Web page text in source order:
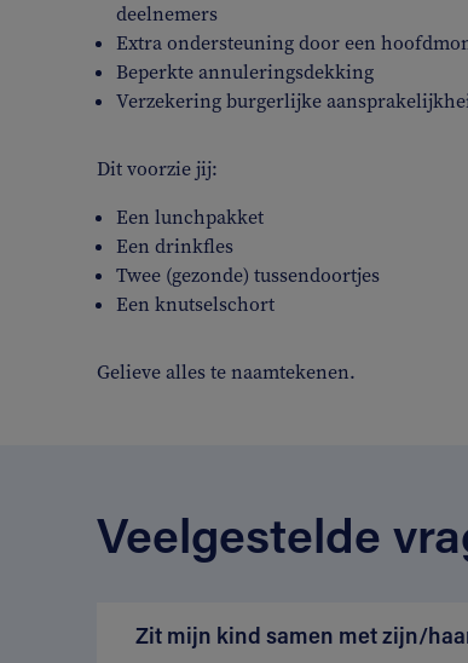
deelnemers
Extra ondersteuning door een
Beperkte annuleringsdekking
Verzekering burgerlijke
Dit voorzie jij:
Een lunchpakket
Een drinkfles
Twee (gezonde) tussendoortjes
Een knutselschort
Gelieve alles te naamtekenen.
Veelgestelde
Zit mijn kind samen met zijn/